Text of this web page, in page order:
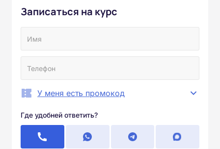
Записаться на курс
У меня есть промокод
Где удобней ответить?